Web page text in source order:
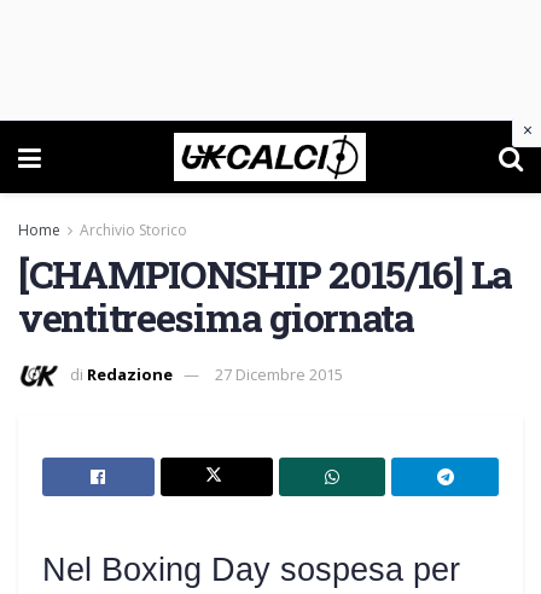
Home Archivio Storico
[CHAMPIONSHIP 2015/16] La
ventitreesima giornata
di Redazione 27 Dicembre 2015
Nel Boxing Day sospesa per
×